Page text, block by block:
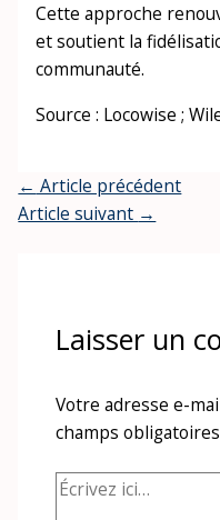
Cette approche
et soutient la
communauté.
Source : Locowise ;
← Article précédent
Article suivant →
Laisser un
Votre adresse e-
champs
Écrivez